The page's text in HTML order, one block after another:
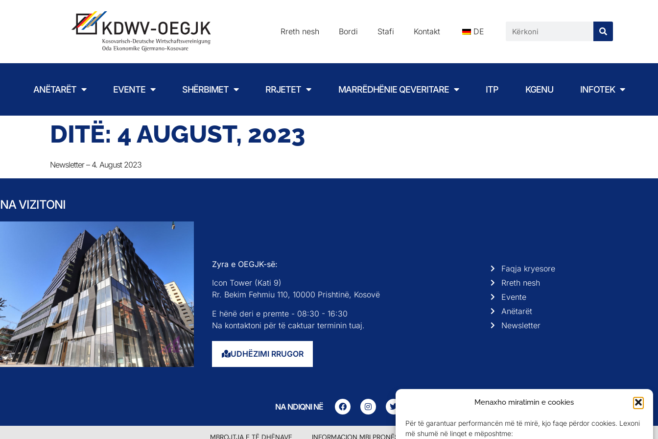
Menaxho miratimin e cookies
Për të garantuar performancën më të mirë, kjo faqe përdor cookies. Lexoni
më shumë në linqet e mëposhtme:
Rreth nesh Bordi Stafi Kontakt DE
ANËTARËT EVENTE SHËRBIMET RRJETET MARRËDHËNIE QEVERITARE ITP KGENU INFOTEK
DITË: 4 AUGUST, 2023
Newsletter – 4. August 2023
NA VIZITONI
Zyra e OEGJK-së:
Icon Tower (Kati 9)
Rr. Bekim Fehmiu 110, 10000 Prishtinë, Kosovë
E hënë deri e premte - 08:30 - 16:30
Na kontaktoni për të caktuar terminin tuaj.
UDHËZIMI RRUGOR
Faqja kryesore
Rreth nesh
Evente
Anëtarët
Newsletter
NA NDIQNI NË
MBROJTJA E TË DHËNAVE INFORMACION MBI PRONËSINË E FAQES